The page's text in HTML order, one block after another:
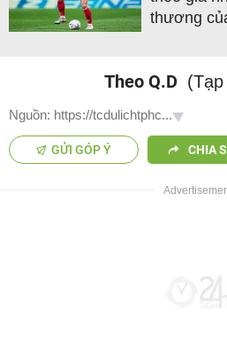
thương
Theo Q.D
Nguồn: https://tcdulichtphc...
GỬI GÓP Ý CHIA